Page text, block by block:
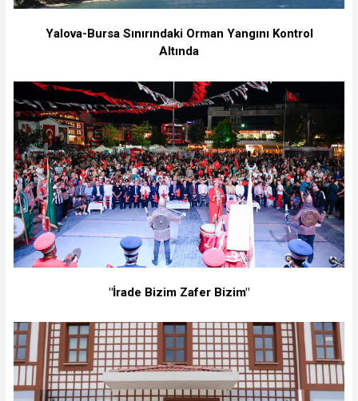
Yalova-Bursa Sınırındaki Orman Yangını Kontrol
Altında
"İrade Bizim Zafer Bizim"